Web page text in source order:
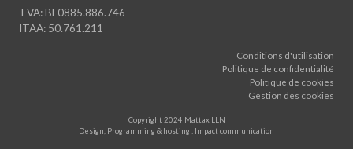
TVA: BE0885.886.746
ITAA: 50.761.211
Conditions d'utilisation
Politique de confidentialité
Politique de cookies
Gestion des cookies
Copyright 2024 Mattax LLN
Design, Programming & hosting : Impact communication